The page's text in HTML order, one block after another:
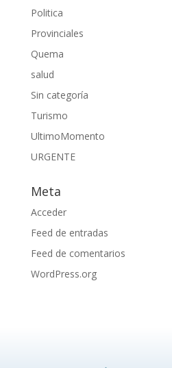
Politica
Provinciales
Quema
salud
Sin categoría
Turismo
UltimoMomento
URGENTE
Meta
Acceder
Feed de entradas
Feed de comentarios
WordPress.org